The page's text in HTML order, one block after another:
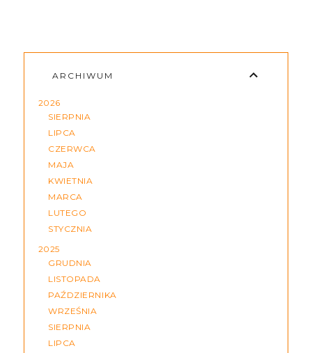
ARCHIWUM
2026
SIERPNIA
LIPCA
CZERWCA
MAJA
KWIETNIA
MARCA
LUTEGO
STYCZNIA
2025
GRUDNIA
LISTOPADA
PAŹDZIERNIKA
WRZEŚNIA
SIERPNIA
LIPCA